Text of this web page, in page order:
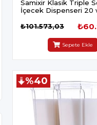
Samixir Klasik Triple
İçecek Dispenseri 20
₺101.573,03
Sepete Ekle
%40